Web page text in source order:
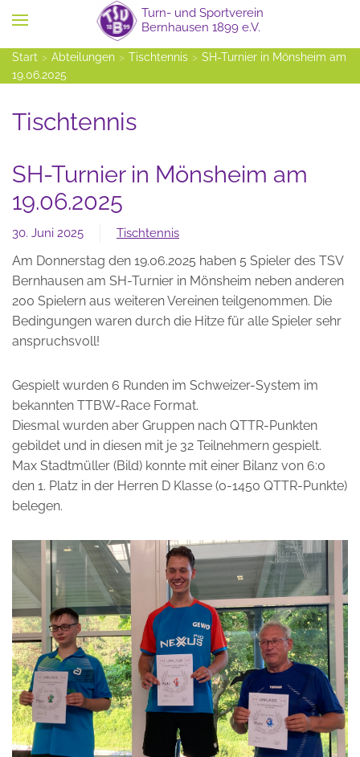
Zum Hauptinhalt springen
Start Abteilungen Tischtennis
SH-Turnier in Mönsheim am
19.06.2025
Tischtennis
SH-Turnier in Mönsheim am
19.06.2025
30. Juni 2025 Tischtennis
Am Donnerstag den 19.06.2025 haben 5 Spieler des TSV
Bernhausen am SH-Turnier in Mönsheim neben anderen
200 Spielern aus weiteren Vereinen teilgenommen. Die
Bedingungen waren durch die Hitze für alle Spieler sehr
anspruchsvoll!
Gespielt wurden 6 Runden im Schweizer-System im
bekannten TTBW-Race Format.
Diesmal wurden aber Gruppen nach QTTR-Punkten
gebildet und in diesen mit je 32 Teilnehmern gespielt.
Max Stadtmüller (Bild) konnte mit einer Bilanz von 6:0
den 1. Platz in der Herren D Klasse (0-1450 QTTR-Punkte)
belegen.